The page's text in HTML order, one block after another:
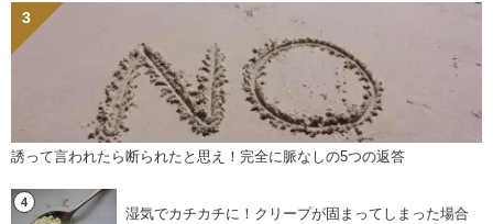
誘って言われたら断られたと思え！完全に脈なしの5つの返答
湿気でカチカチに！クリープが固まってしまった場合